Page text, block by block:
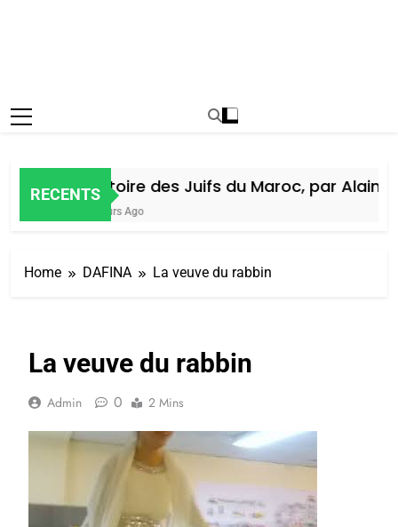
RECENTSHistoire des Juifs du Maroc, par Alain
7 Jours Ago
Home DAFINA La veuve du rabbin
La veuve du rabbin
Admin 0 2 Mins